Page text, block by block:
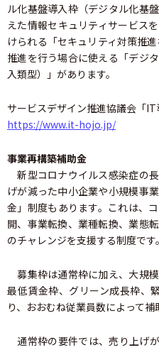
ル化基盤導入枠（デジタル化基
えた情報セキュリティサービス
けられる「セキュリティ対策推
推進を行う場合に使える「デジ
入類型）」があります。
サービスデザイン推進協議会「IT
https://www.it-hojo.jp/
事業再構築補助金
新型コロナウイルス感染症の
げが減った中小企業や小規模事
金」制度もあります。これは、
開、事業転換、業種転換、業態
のチャレンジを支援する制度です。
募集枠は通常枠に加え、大規
最低賃金枠、グリーン成長枠、
り、おおむね従業員数によって補
通常枠の要件では、売り上げ